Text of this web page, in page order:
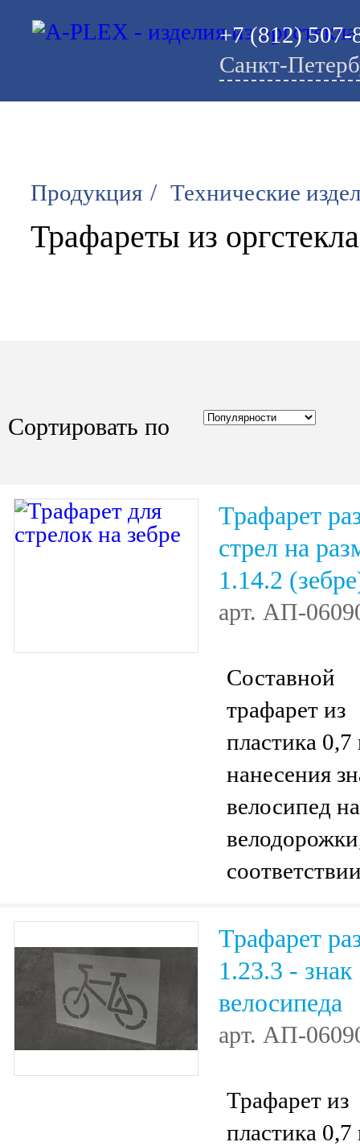
+7 (812) 507-
Санкт-
Продукция / Технические
Трафареты из
Сортировать по
Трафарет
стрел на
1.14.2
арт. АП-
Составной
трафарет из
пластика
нанесения
велосипед на
Трафарет
1.23.3 - знак
велосипеда
арт. АП-
Трафарет из
пластика